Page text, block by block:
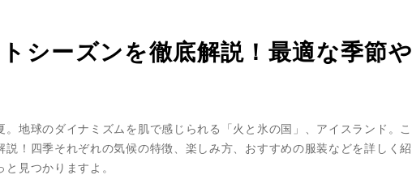
シーズンを徹底解説！最適な季節
地球のダイナミズムを肌で感じられる「火と氷の国」、アイスランド。
！四季それぞれの気候の特徴、楽しみ方、おすすめの服装などを詳しく
見つかりますよ。